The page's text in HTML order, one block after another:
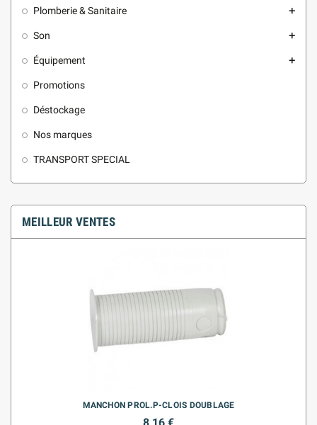
Plomberie & Sanitaire add
Son add
Équipement add
Promotions
Déstockage
Nos marques
TRANSPORT SPECIAL
MEILLEUR VENTES
MANCHON PROL.P-CLOIS DOUBLAGE